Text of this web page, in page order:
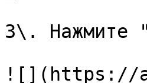
3\. Нажмите
![](https://